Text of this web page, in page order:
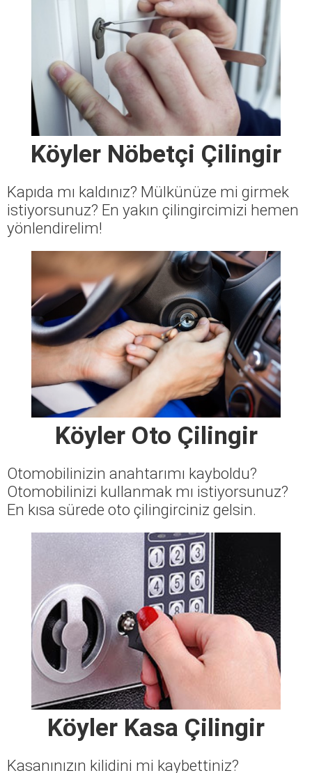
Köyler Nöbetçi Çilingir
Kapıda mı kaldınız? Mülkünüze mi girmek
istiyorsunuz? En yakın çilingircimizi hemen
yönlendirelim!
Köyler Oto Çilingir
Otomobilinizin anahtarımı kayboldu?
Otomobilinizi kullanmak mı istiyorsunuz?
En kısa sürede oto çilingirciniz gelsin.
Köyler Kasa Çilingir
Kasanınızın kilidini mi kaybettiniz?